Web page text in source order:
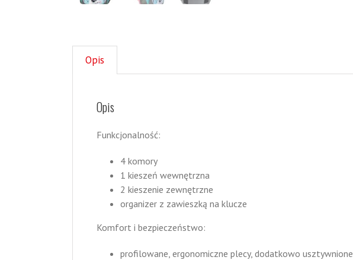
Opis
Opis
Funkcjonalność:
4 komory
1 kieszeń wewnętrzna
2 kieszenie zewnętrzne
organizer z zawieszką na klucze
Komfort i bezpieczeństwo:
profilowane, ergonomiczne plecy, dodatkowo usztywnione